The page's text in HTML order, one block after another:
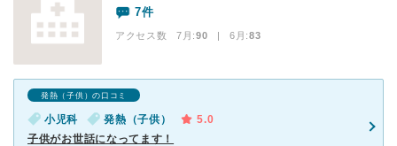
7件
アクセス数 7月:90 | 6月:83
発熱（子供）の口コミ
小児科 発熱（子供）
5.0
子供がお世話になってます！